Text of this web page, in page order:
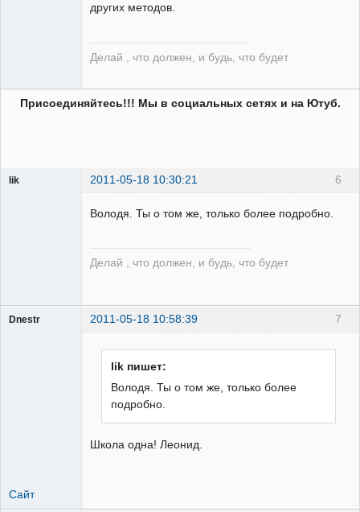
других методов.
Делай , что должен, и будь, что будет
Присоединяйтесь!!! Мы в социальных сетях и на Ютуб.
6
lik 2011-05-18 10:30:21
Володя. Ты о том же, только более подробно.
Делай , что должен, и будь, что будет
7
Dnestr 2011-05-18 10:58:39
lik пишет:
Володя. Ты о том же, только более
подробно.
Школа одна! Леонид.
Сайт